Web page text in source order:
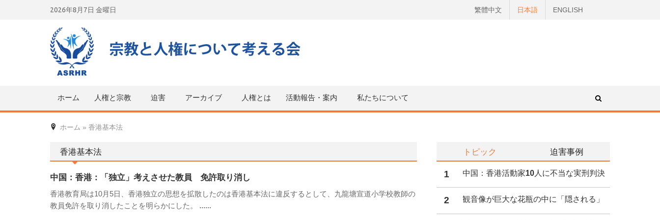
2026年8月7日 金曜日 繁體中文 日本語 ENGLISH
ホーム 人権と宗教 迫害 アーカイブ 人権とは 活動報告・案内 私たちについて
ホーム » 香港基本法
香港基本法
中国：香港：「独立」考えさせた教員 免許取り消し
香港教育局は10月5日、香港独立の思想を拡散したのは香港基本法に違反するとして、九龍塘宣道小学校教師の
教員免許を取り消したことを明らかにした。 ......
トピック 迫害事例
1 中国：香港活動家10人に不当な実刑判決
2 観音像が巨大な花瓶の中に「隠される」